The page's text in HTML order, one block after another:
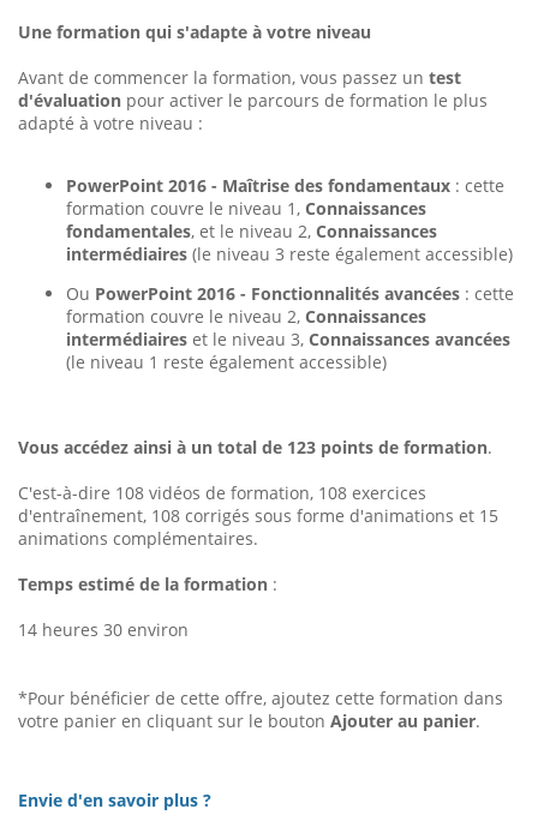
Une formation qui s'adapte à votre niveau
Avant de commencer la formation, vous passez un test
d'évaluation pour activer le parcours de formation le plus
adapté à votre niveau :
PowerPoint 2016 - Maîtrise des fondamentaux : cette
formation couvre le niveau 1, Connaissances
fondamentales, et le niveau 2, Connaissances
intermédiaires (le niveau 3 reste également accessible)
Ou PowerPoint 2016 - Fonctionnalités avancées : cette
formation couvre le niveau 2, Connaissances
intermédiaires et le niveau 3, Connaissances avancées
(le niveau 1 reste également accessible)
Vous accédez ainsi à un total de 123 points de formation.
C'est-à-dire 108 vidéos de formation, 108 exercices
d'entraînement, 108 corrigés sous forme d'animations et 15
animations complémentaires.
Temps estimé de la formation :
14 heures 30 environ
*Pour bénéficier de cette offre, ajoutez cette formation dans
votre panier en cliquant sur le bouton Ajouter au panier.
Envie d'en savoir plus ?